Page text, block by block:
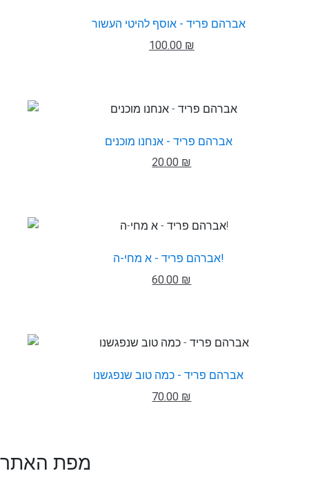
אברהם פריד - אוסף להיטי העשור
100.00 ₪
אברהם פריד - אנחנו מוכנים
20.00 ₪
אברהם פריד - א מחי-ה!
60.00 ₪
אברהם פריד - כמה טוב שנפגשנו
70.00 ₪
מפת האתר